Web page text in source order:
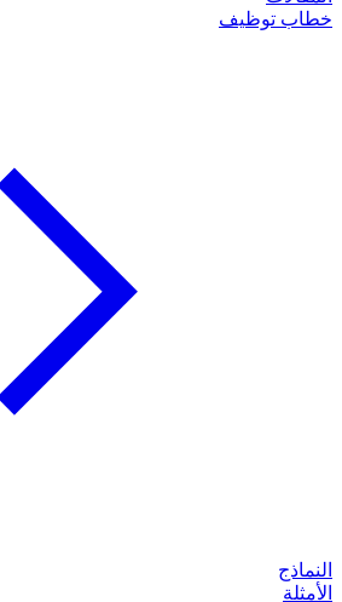
خطاب توظيف
النماذج
الأمثلة